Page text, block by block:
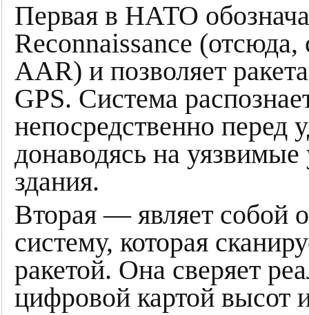
Первая в НАТО
Reconnaissance (отсюда,
AAR) и позволяет
GPS. Система
непосредственно перед
донаводясь на
здания.
Вторая — являет собой
систему, которая
ракетой. Она сверяет
цифровой картой высот